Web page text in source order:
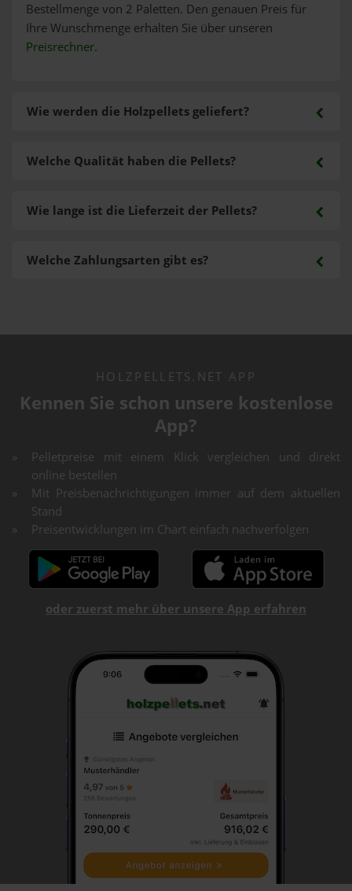
Bestellmenge von 2 Paletten. Den genauen Preis für
Ihre Wunschmenge erhalten Sie über unseren
Preisrechner.
Wie werden die Holzpellets geliefert?
Welche Zahlungsarten gibt es?
Welche Qualität haben die Pellets?
Wie lange ist die Lieferzeit der Pellets?
HOLZPELLETS.NET APP
Kennen Sie schon unsere kostenlose
App?
Pelletpreise mit einem Klick vergleichen und direkt
online bestellen
Mit Preisbenachrichtigungen immer auf dem aktuellen
Stand
Preisentwicklungen im Chart einfach nachverfolgen
oder zuerst mehr über unsere App erfahren